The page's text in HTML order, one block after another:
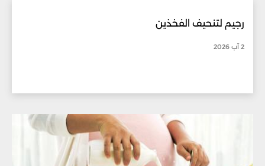
رجيم لتنحيف الفخذين
2 آب 2026